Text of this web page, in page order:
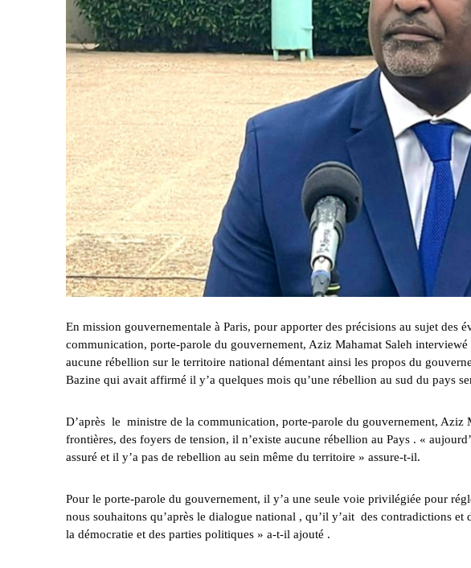
En mission gouvernementale à Paris, pour apporter des précisions au sujet des
communication, porte-parole du gouvernement, Aziz Mahamat Saleh
aucune rébellion sur le territoire national démentant ainsi les propos du
Bazine qui avait affirmé il y’a quelques mois qu’une rébellion au sud du pays
D’après le ministre de la communication, porte-parole du gouvernement, Aziz
frontières, des foyers de tension, il n’existe aucune rébellion au Pays . «
assuré et il y’a pas de rebellion au sein même du territoire » assure-t-il.
Pour le porte-parole du gouvernement, il y’a une seule voie privilégiée pour
nous souhaitons qu’après le dialogue national , qu’il y’ait des contradictions
la démocratie et des parties politiques » a-t-il ajouté .